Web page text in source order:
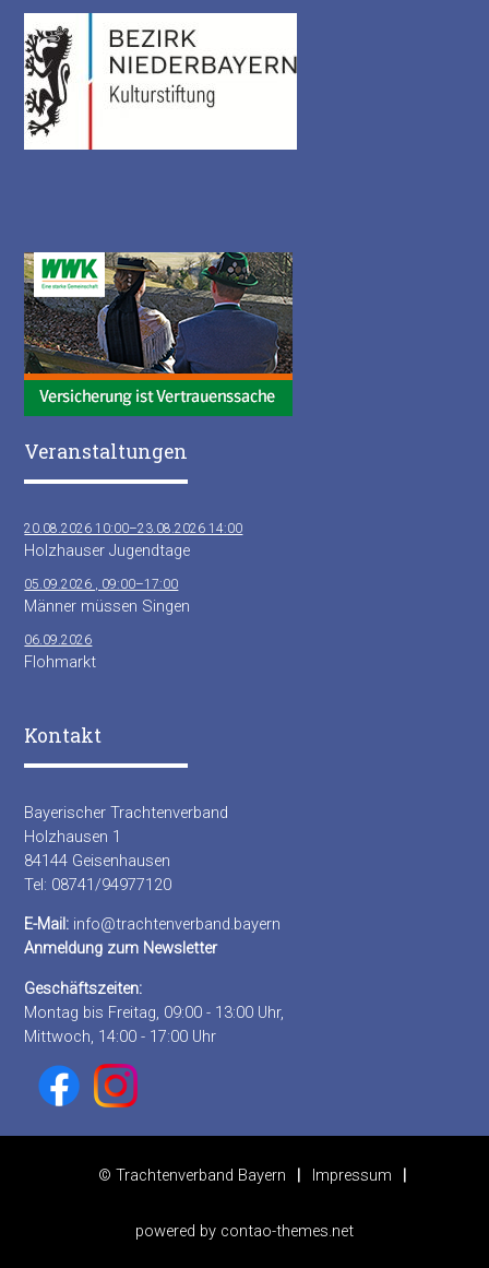
Veranstaltungen
20.08.2026 10:00–23.08.2026 14:00
Holzhauser Jugendtage
05.09.2026 , 09:00–17:00
Männer müssen Singen
06.09.2026
Flohmarkt
Kontakt
Bayerischer Trachtenverband
Holzhausen 1
84144 Geisenhausen
Tel: 08741/94977120
E-Mail: info@trachtenverband.bayern
Anmeldung zum Newsletter
Geschäftszeiten:
Montag bis Freitag, 09:00 - 13:00 Uhr,
Mittwoch, 14:00 - 17:00 Uhr
© Trachtenverband Bayern Impressum
powered by contao-themes.net